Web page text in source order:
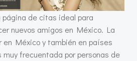
página de citas ideal para
nuevos amigos en México. La
en México y también en países
muy frecuentada por personas de